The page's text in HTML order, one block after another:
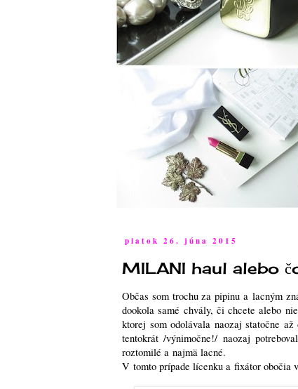
piatok 26. júna 2015
MILANI haul alebo
Občas som trochu za pipinu a lacným
dookola samé chvály, či chcete alebo
ktorej som odolávala naozaj statočne až
tentokrát /výnimočne!/ naozaj
roztomilé a najmä lacné.
V tomto prípade lícenku a fixátor obočia